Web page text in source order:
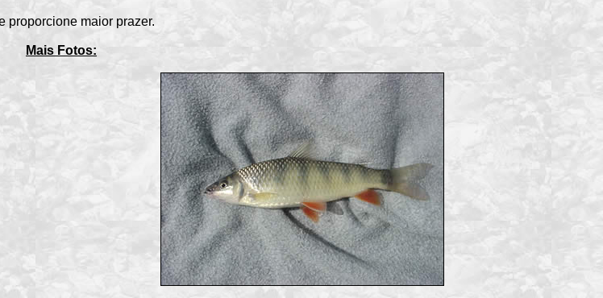
maior prazer.
Mais Fotos: